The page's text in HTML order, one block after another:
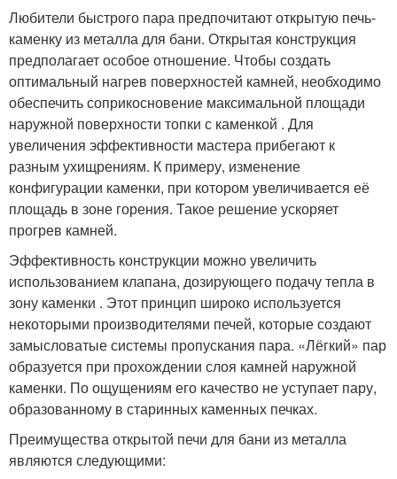
Любители быстрого пара предпочитают открытую печь-
каменку из металла для бани. Открытая конструкция
предполагает особое отношение. Чтобы создать
оптимальный нагрев поверхностей камней, необходимо
обеспечить соприкосновение максимальной площади
наружной поверхности топки с каменкой . Для
увеличения эффективности мастера прибегают к
разным ухищрениям. К примеру, изменение
конфигурации каменки, при котором увеличивается её
площадь в зоне горения. Такое решение ускоряет
прогрев камней.
Эффективность конструкции можно увеличить
использованием клапана, дозирующего подачу тепла в
зону каменки . Этот принцип широко используется
некоторыми производителями печей, которые создают
замысловатые системы пропускания пара. «Лёгкий» пар
образуется при прохождении слоя камней наружной
каменки. По ощущениям его качество не уступает пару,
образованному в старинных каменных печках.
Преимущества открытой печи для бани из металла
являются следующими: